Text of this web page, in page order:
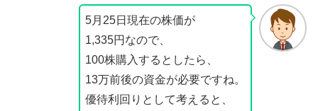
5月25日現在の株価が
1,335円なので、
100株購入するとしたら、
13万前後の資金が必要ですね。
優待利回りとして考えると、